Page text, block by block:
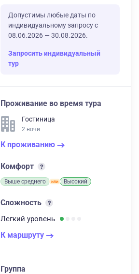
Допустимы любые даты по
индивидуальному запросу с
08.06.2026 — 30.08.2026.
Запросить индивидуальный
тур
Проживание во время тура
Гостиница
2 ночи
К проживанию
Комфорт
Выше среднего Высокий
Сложность
Легкий уровень
К маршруту
Группа